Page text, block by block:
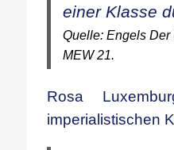
einer Klasse
Quelle: Engels Der
MEW 21.
Rosa
imperialistischen